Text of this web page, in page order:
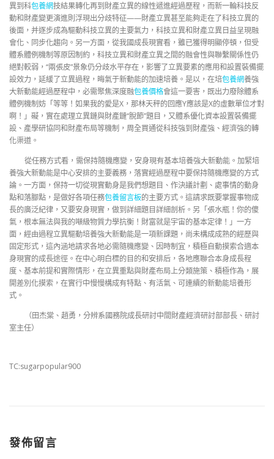
異到科包養網技結果轉化再到財產立異的線性遞進經過歷程，而新一輪科技反
動和財產變更演進則浮現出分歧特征——財產立異甚至能夠走在了科技立異的
後面，并逐步成為驅動科技立異的主要氣力，科技立異和財產立異日益呈現融
會化、同步化趨向。另一方面，從我國成長現實看，雖已獲得明顯停頓，但受
體系體例機制等原因制約，科技立異和財產立異之間的融會性與聯繫關係性仍
絕對較弱，“兩張皮”景象仍分歧水平存在，影響了立異要素的應用和設置裝備擺
設效力，延緩了立異過程，晦氣于新動能的加速培養。是以，在培包養網養強
大新動能經過歷程中，必需聚焦深度融包養價格會這一要害，既出力廢除體系
體例機制妨「等等！如果我的愛是X，那林天秤的回應Y應該是X的虛數單位才對
啊！」礙，實在處理立異鏈與財產鏈“脫節”題目，又體系優化資本設置裝備擺
設、產學研協同和財產布局等機制，周全買通從科技強到財產強、經濟強的轉
化渠道。
從任務方式看，需保持隨機應變，安身現有基本培養強大新動能。加緊培
養強大新動能是中心安排的主要義務，落實經過歷程中要保持隨機應變的方式
論。一方面，保持一切從現實動身是我們想題目、作決議計劃、處事情的動身
點和落腳點，是做好各項任務包養留言板的主要方式。這請求既要掌握事物成
長的廣泛紀律，又要安身現實，做到詳細題目詳細剖析。另「張水瓶！你的傻
氣，根本無法與我的噸級物質力學抗衡！財富就是宇宙的基本定律！」一方
面，經由過程立異驅動培養強大新動能是一項新課題，尚未構成成熟的經歷與
固定形式，這內涵地請求各地必需隨機應變、因時制宜，積極自動摸索合適本
身現實的成長途徑。在中心明白標的目的和安排后，各地應聯合本身成長程
度、基本前提和實際情形，在立異重點與財產布局上分類施策、積極作為，展
開差別化摸索，在實行中慢慢構成有特點、有活氣、可連續的新動能培養形
式。
（田杰棠、趙勇， 分辨系國務院成長研討中間財產經濟研討部部長、研討
室主任）
TC:sugarpopular900
發佈留言